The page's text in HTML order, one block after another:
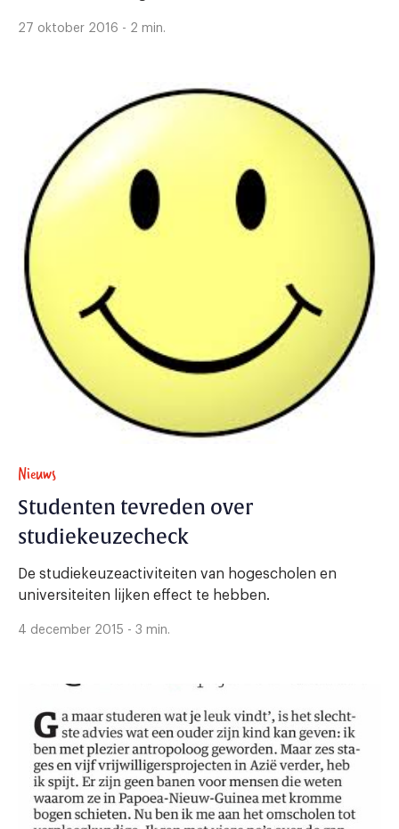
27 oktober 2016 - 2 min.
Nieuws
Studenten tevreden over
studiekeuzecheck
De studiekeuzeactiviteiten van hogescholen en
universiteiten lijken effect te hebben.
4 december 2015 - 3 min.